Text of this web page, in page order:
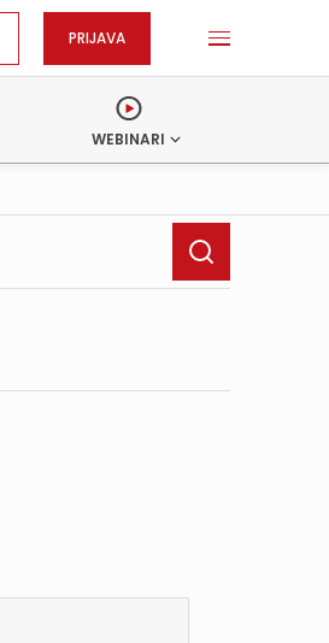
PRIJAVA
WEBINARI